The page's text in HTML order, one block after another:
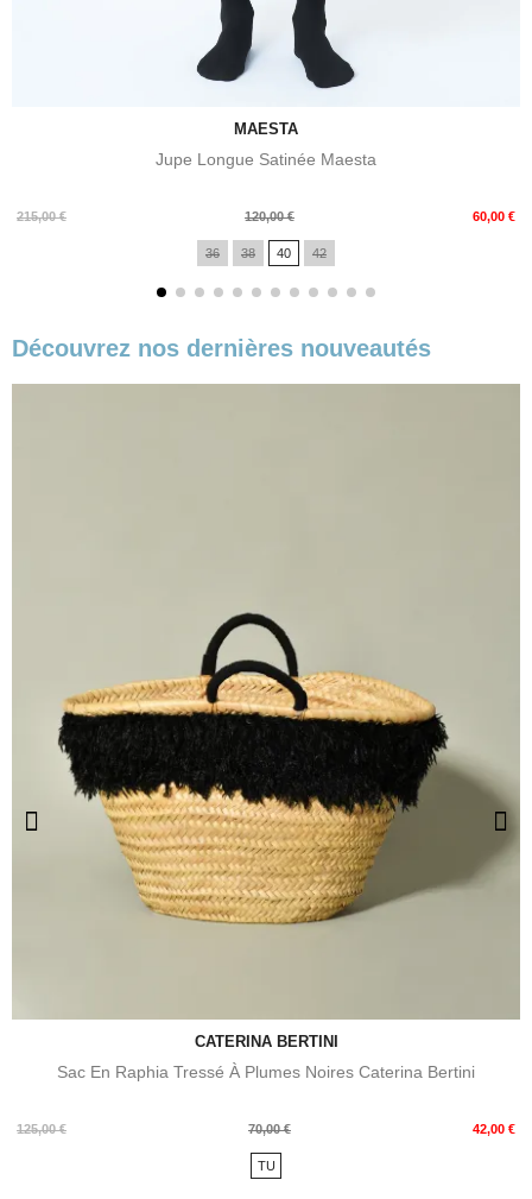
MAESTA
Jupe Longue Satinée Maesta
215,00 €
Prix
120,00 € 60,00 €
Prix
36 38 40 42
Découvrez nos dernières nouveautés
CATERINA BERTINI
Sac En Raphia Tressé À Plumes Noires Caterina Bertini
125,00 €
Prix
70,00 € 42,00 €
Prix
TU